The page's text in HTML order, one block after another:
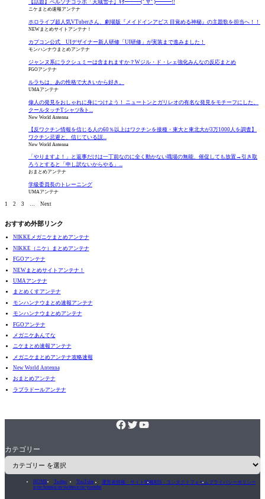
【話題】ペルソナコラボ「天城雪子」ｷﾀ━━━(ﾟ∀ﾟ)━━━!!
ニケまとめ速報アンテナ
ホロライブ超人気VTuberさん、劇場版『メイドインアビス 目覚める神秘』の主題歌を担当へ！！
NEWまとめサイトアンテナ！
カプコン公式 UIデザイナー新人研修「UI研修」が実装まで進みました！
モンハンナウまとめアンテナ
ジャンヌ系にラクシュミーは含まれますか？Wジル・ド・レェ強化みんなの反応まとめ
FGOアンテナ
ルラちは、あの性格で大きいから好き。
UMAアンテナ
偉人の発見をおしゃれに身につけよう！ ニュートンとガリレオの有名な発見をモチーフにした、
クールタッチTシャツ&ト...
New World Antenna
【反ワクチン情報を信じる人の60％以上はワクチンを接種・東大と東北大が3万1000人を調査】
ワクチン忌避と、信じている誤...
New World Antenna
「やりますよ！」と返事だけは一丁前なのに全く動かない職場の無能、催促しても放置→引き取
ろうとすると「申し訳ないからやる」...
おまとめアンテナ
学級委員長のトレーニング
UMAアンテナ
1 2 3 … Next
おすすめ外部リンク
NIKKEメガニケまとめアンテナ
NIKKE（ニケ）まとめアンテナ
FGOアンテナ
NEWまとめサイトアンテナ！
UMAアンテナ
まとめくすアンテナ
モンハンナウまとめ速報アンテナ
モンハンナウまとめアンテナ
FGOアンテナ
メガニケあんてな
ニケまとめ速報アンテナ
メガニケまとめアンテナ攻略速報
New World Antenna
おまとめアンテナ
ラブラドールアンテナ
カテゴリー
HOME
icon-home
Twitter
icon-twitter
YouTube
icon-youtube
運営者情報・サイト情報RSS・コンタクトフォームプライバシーポリシー